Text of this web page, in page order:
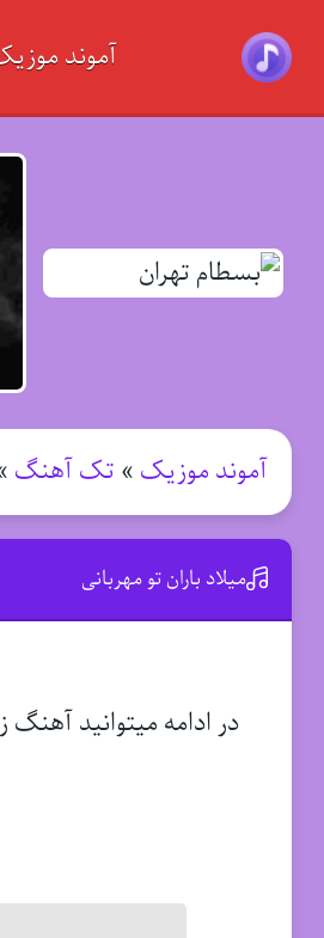
آموند
آموند موزیک » تک آهنگ
میلاد باران تو مهربانی
در ادامه میتوانید